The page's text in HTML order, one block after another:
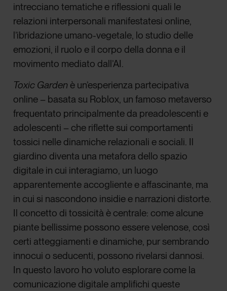
intrecciano tematiche e riflessioni quali le
relazioni interpersonali manifestatesi online,
l’ibridazione umano-vegetale, lo studio delle
emozioni, il ruolo e il corpo della donna e il
movimento mediato dall’AI.
Toxic Garden è un’esperienza partecipativa
online – basata su Roblox, un famoso metaverso
frequentato principalmente da preadolescenti e
adolescenti – che riflette sui comportamenti
tossici nelle dinamiche relazionali e sociali. Il
giardino diventa una metafora dello spazio
digitale in cui interagiamo, un luogo
apparentemente accogliente e affascinante, ma
in cui si nascondono insidie e narrazioni distorte.
Il concetto di tossicità è centrale: come alcune
piante bellissime possono essere velenose, così
certi atteggiamenti e dinamiche, pur sembrando
innocui o seducenti, possono rivelarsi dannosi.
In questo lavoro ho voluto esplorare come la
comunicazione digitale amplifichi queste